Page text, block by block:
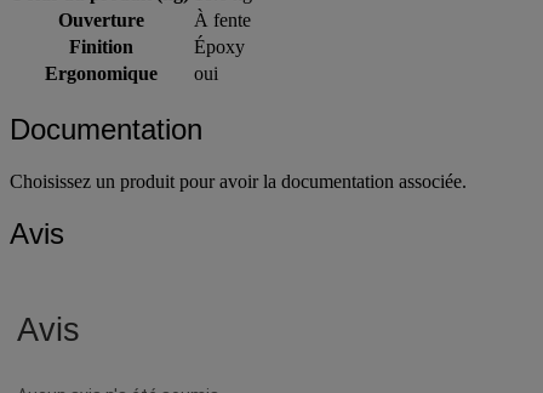
Poids du produit (kg)
18.6 kg
Ouverture
À fente
Finition
Époxy
Documentation
Avis